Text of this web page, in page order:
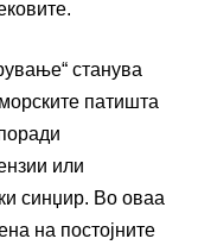
станува
патишта
или
синџир. Во оваа
на постојните